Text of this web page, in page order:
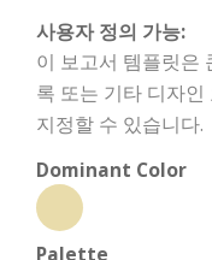
사용자 정의 가능:
이 보고서 템플릿은
록 또는 기타 디자
지정할 수 있습니다.
Dominant Color
Palette